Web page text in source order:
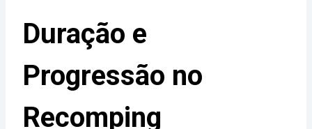
Duração e
Progressão no
Recomping